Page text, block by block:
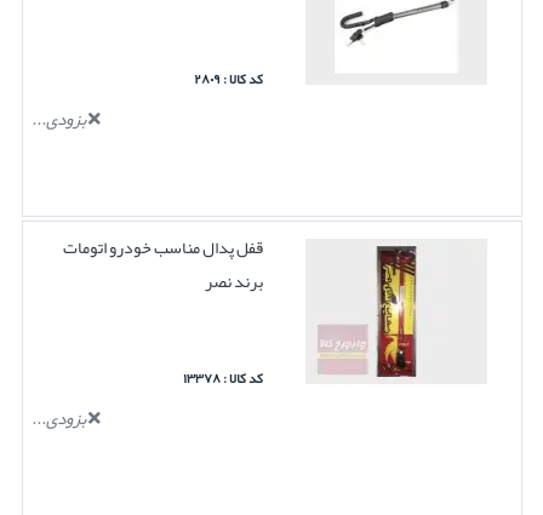
کد کالا : ۲۸۰۹
بزودی...
قفل پدال مناسب خودرو اتومات
برند نصر
کد کالا : ۱۳۳۷۸
بزودی...